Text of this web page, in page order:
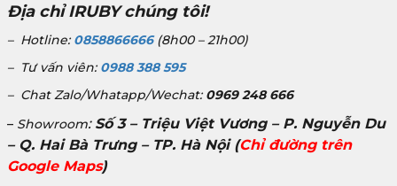
Địa chỉ IRUBY chúng tôi!
– Hotline: 0858866666(8h00 – 21h00)
– Tư vấn viên: 0988 388 595
– Chat Zalo/Whatapp/Wechat: 0969 248 666
– Showroom: Số 3 – Triệu Việt Vương – P. Nguyễn Du
– Q. Hai Bà Trưng – TP. Hà Nội(Chỉ đường trên
Google Maps)